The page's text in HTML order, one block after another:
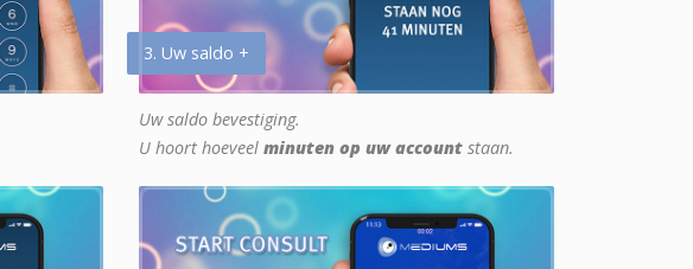
3. Uw saldo +
Uw saldo bevestiging.
U hoort hoeveel minuten op uw account staan.